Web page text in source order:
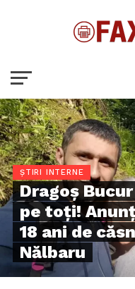
ȘTIRI INTERNE
Dragoș
pe toţi!
18 ani de
Nălbaru